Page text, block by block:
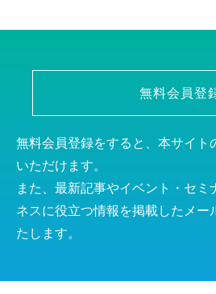
無料会員登
無料会員登録をすると、本サイト
いただけます。
また、最新記事やイベント・セミ
ネスに役立つ情報を掲載したメー
たします。